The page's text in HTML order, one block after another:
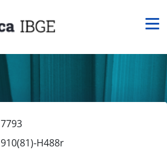
7793
910(81)-H488r